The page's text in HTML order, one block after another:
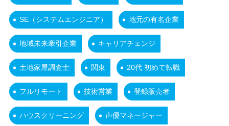
SE（システムエンジニア） 地元の有名企業
地域未来牽引企業 キャリアチェンジ
土地家屋調査士 関東 20代 初めて転職
フルリモート 技術営業 登録販売者
ハウスクリーニング 声優マネージャー